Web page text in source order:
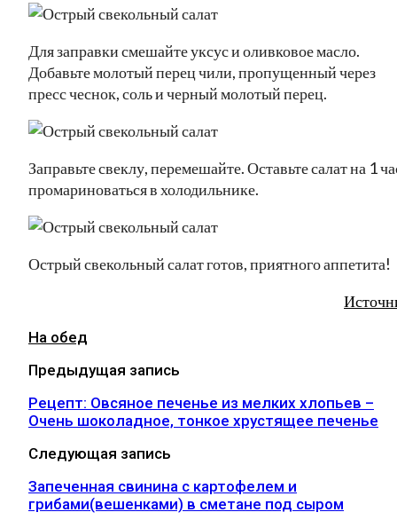
Для заправки смешайте уксус и оливковое масло.
Добавьте молотый перец чили, пропущенный через
пресс чеснок, соль и черный молотый перец.
Заправьте свеклу, перемешайте. Оставьте салат на 1
промариноваться в холодильнике.
Острый свекольный салат готов, приятного аппетита!
На обед
Предыдущая запись
Рецепт: Овсяное печенье из мелких хлопьев –
Очень шоколадное, тонкое хрустящее печенье
Следующая запись
Запеченная свинина с картофелем и
грибами(вешенками) в сметане под сыром